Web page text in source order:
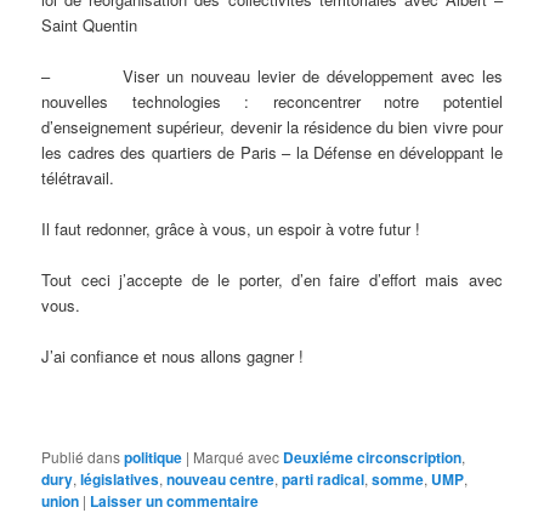
Saint Quentin
– Viser un nouveau levier de développement avec les
nouvelles technologies : reconcentrer notre potentiel
d’enseignement supérieur, devenir la résidence du bien vivre pour
les cadres des quartiers de Paris – la Défense en développant le
télétravail.
Il faut redonner, grâce à vous, un espoir à votre futur !
Tout ceci j’accepte de le porter, d’en faire d’effort mais avec
vous.
J’ai confiance et nous allons gagner !
Publié danspolitique | Marqué avec Deuxiéme circonscription,
dury,législatives,nouveau centre,parti radical,somme, UMP,
union | Laisser un commentaire